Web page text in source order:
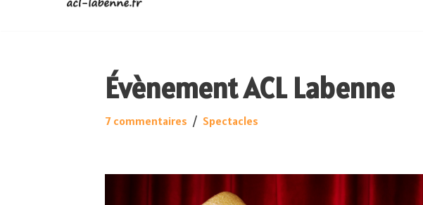
Évènement ACL Labenne
7 commentaires Spectacles